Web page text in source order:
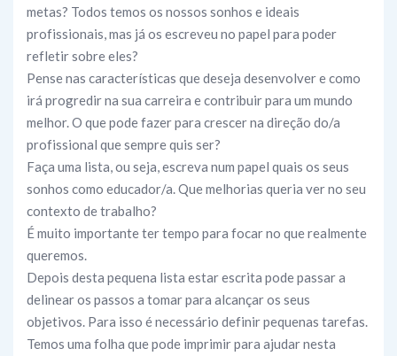
metas? Todos temos os nossos sonhos e ideais
profissionais, mas já os escreveu no papel para poder
refletir sobre eles?
Pense nas características que deseja desenvolver e como
irá progredir na sua carreira e contribuir para um mundo
melhor. O que pode fazer para crescer na direção do/a
profissional que sempre quis ser?
Faça uma lista, ou seja, escreva num papel quais os seus
sonhos como educador/a. Que melhorias queria ver no seu
contexto de trabalho?
É muito importante ter tempo para focar no que realmente
queremos.
Depois desta pequena lista estar escrita pode passar a
delinear os passos a tomar para alcançar os seus
objetivos. Para isso é necessário definir pequenas tarefas.
Temos uma folha que pode imprimir para ajudar nesta